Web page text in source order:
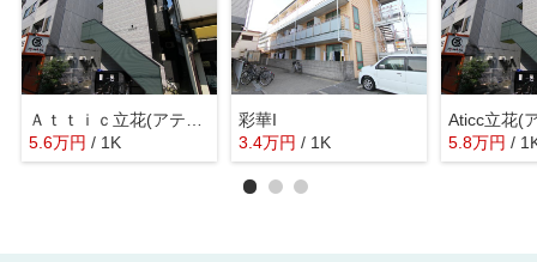
5.6万円 / 1K
彩華I
3.4万円 / 1K 5.8万円 /